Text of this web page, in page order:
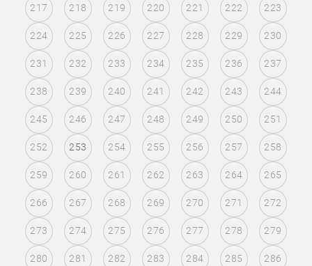
217 218 219 220 221 222 223
224 225 226 227 228 229 230
231 232 233 234 235 236 237
238 239 240 241 242 243 244
245 246 247 248 249 250 251
252 253 254 255 256 257 258
259 260 261 262 263 264 265
266 267 268 269 270 271 272
273 274 275 276 277 278 279
280 281 282 283 284 285 286